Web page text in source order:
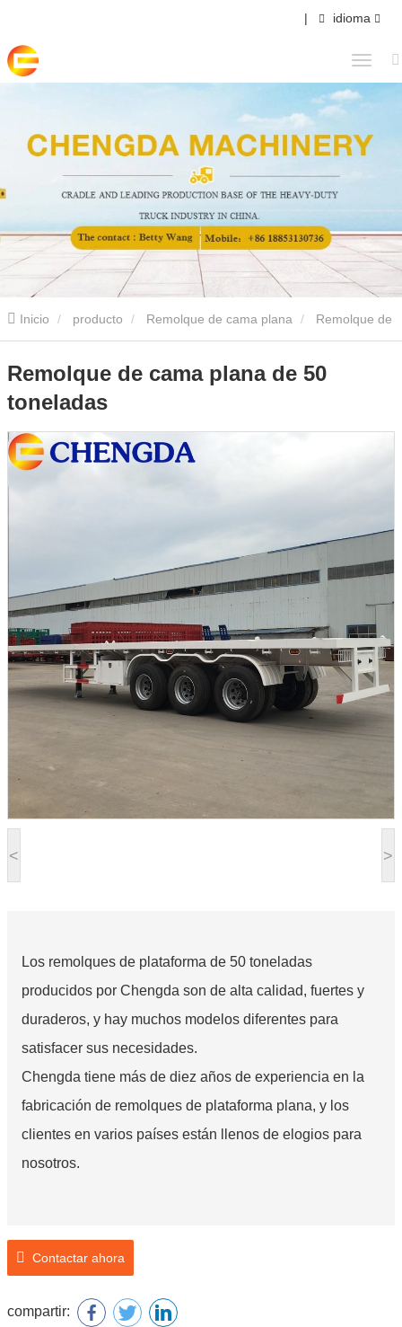
| idioma
Inicio producto Remolque de cama plana
< >
Remolque de cama plana de 50
toneladas
Los remolques de plataforma de 50 toneladas
producidos por Chengda son de alta calidad, fuertes y
duraderos, y hay muchos modelos diferentes para
satisfacer sus necesidades.
Chengda tiene más de diez años de experiencia en la
fabricación de remolques de plataforma plana, y los
clientes en varios países están llenos de elogios para
nosotros.
Contactar ahora
compartir: